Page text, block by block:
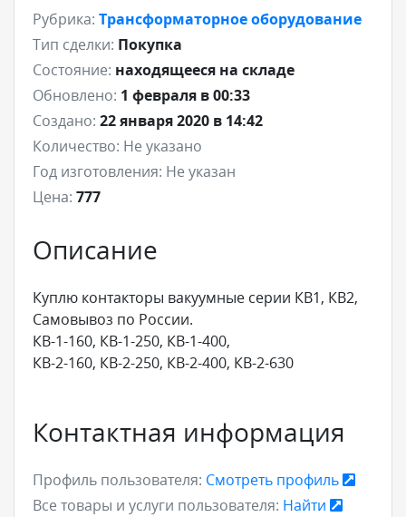
Рубрика: Трансформаторное оборудование
Тип сделки: Покупка
Состояние: находящееся на складе
Обновлено: 1 февраля в 00:33
Создано: 22 января 2020 в 14:42
Количество: Не указано
Год изготовления: Не указан
Цена: 777
Описание
Куплю контакторы вакуумные серии КВ1, КВ2,
Самовывоз по России.
КВ-1-160, КВ-1-250, КВ-1-400,
КВ-2-160, КВ-2-250, КВ-2-400, КВ-2-630
Контактная информация
Профиль пользователя: Смотреть профиль
Все товары и услуги пользователя: Найти